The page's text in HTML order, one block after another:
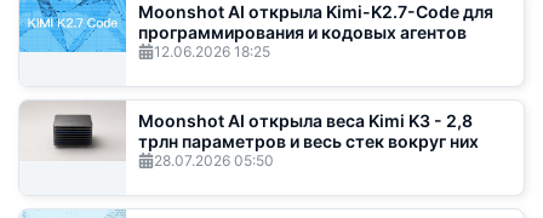
Moonshot AI открыла Kimi-K2.7-Code для
программирования и кодовых агентов
12.06.2026 18:25
Moonshot AI открыла веса Kimi K3 - 2,8
трлн параметров и весь стек вокруг них
28.07.2026 05:50